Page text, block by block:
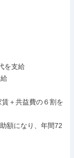
を支給
＋共益費の６割を
額になり、年間72